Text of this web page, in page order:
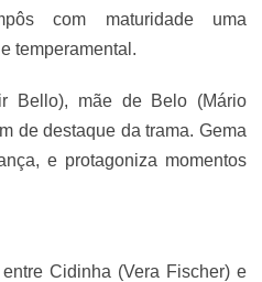
com maturidade uma
temperamental.
Bello), mãe de Belo (Mário
de destaque da trama. Gema
e protagoniza momentos
Cidinha (Vera Fischer) e